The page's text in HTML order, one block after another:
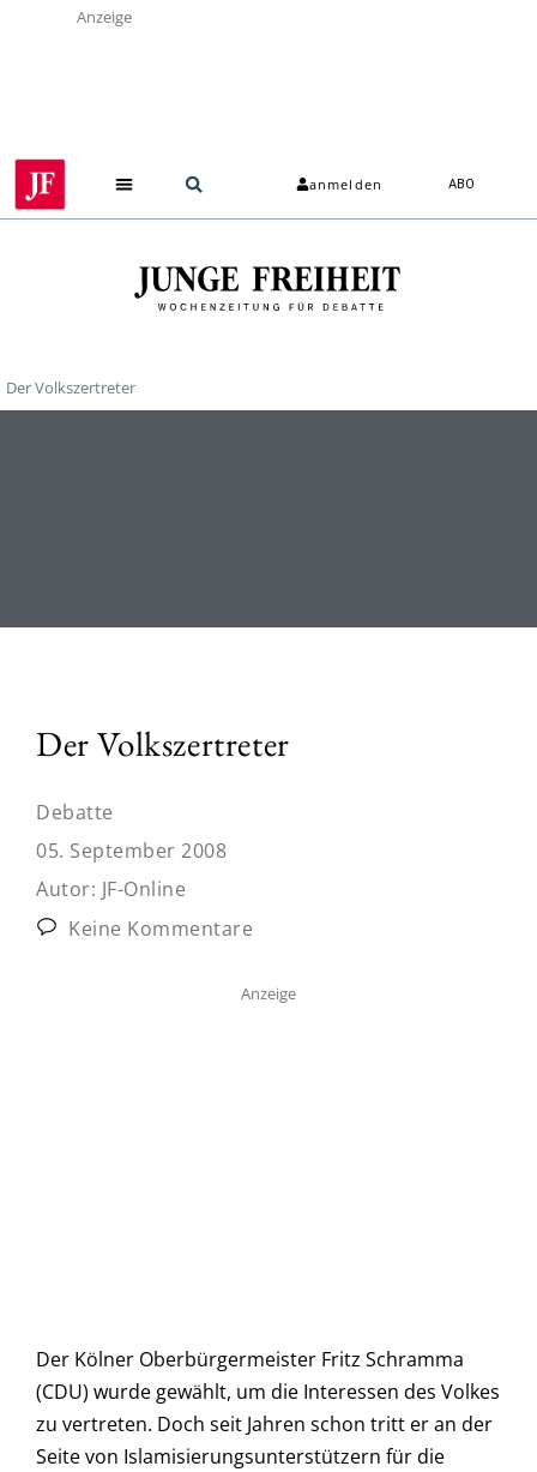
Anzeige
anmelden ABO
Der Volkszertreter
Der Volkszertreter
Debatte
05. September 2008
Autor: JF-Online
Keine Kommentare
Anzeige
Der Kölner Oberbürgermeister Fritz Schramma
(CDU) wurde gewählt, um die Interessen des Volkes
zu vertreten. Doch seit Jahren schon tritt er an der
Seite von Islamisierungsunterstützern für die